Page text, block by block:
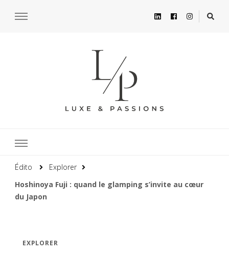
Édito
Explorer
Hoshinoya Fuji : quand le glamping s’invite au cœur
du Japon
EXPLORER